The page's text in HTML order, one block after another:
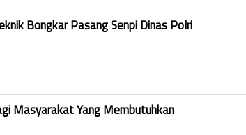
Bongkar Pasang Senpi Dinas Polri
Masyarakat Yang Membutuhkan